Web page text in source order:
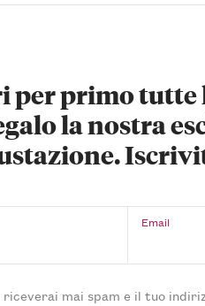
per primo tutte
la nostra
Email
riceverai mai spam e il tuo